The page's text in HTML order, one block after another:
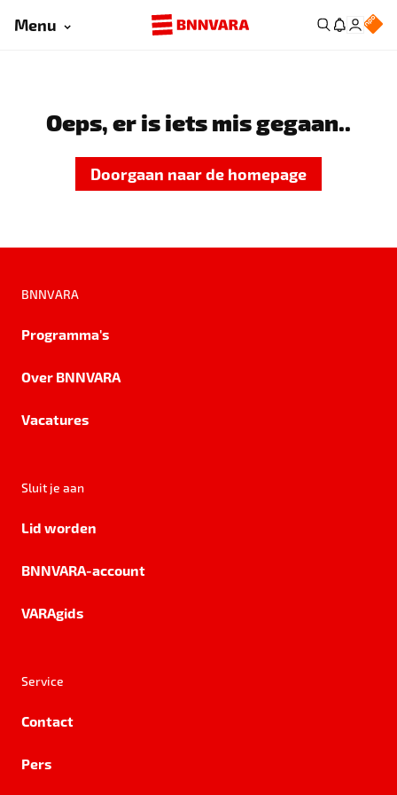
Menu
Oeps, er is iets mis gegaan..
Doorgaan naar de homepage
BNNVARA
Programma's
Over BNNVARA
Vacatures
Sluit je aan
Lid worden
BNNVARA-account
VARAgids
Service
Contact
Pers